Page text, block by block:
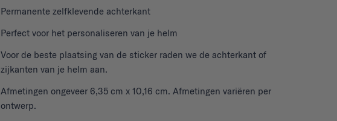
Permanente zelfklevende achterkant
Perfect voor het personaliseren van je helm
Voor de beste plaatsing van de sticker raden we de achterkant of
zijkanten van je helm aan.
Afmetingen ongeveer 6,35 cm x 10,16 cm. Afmetingen variëren per
ontwerp.